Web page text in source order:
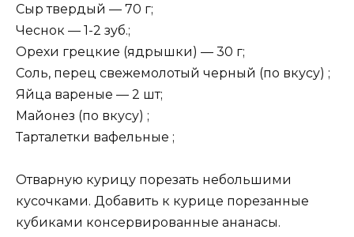
Сыр твердый — 70 г;
Чеснок — 1-2 зуб.;
Орехи грецкие (ядрышки) — 30 г;
Соль, перец свежемолотый черный (по вкусу) ;
Яйца вареные — 2 шт;
Майонез (по вкусу) ;
Тарталетки вафельные ;
Отварную курицу порезать небольшими
кусочками. Добавить к курице порезанные
кубиками консервированные ананасы.